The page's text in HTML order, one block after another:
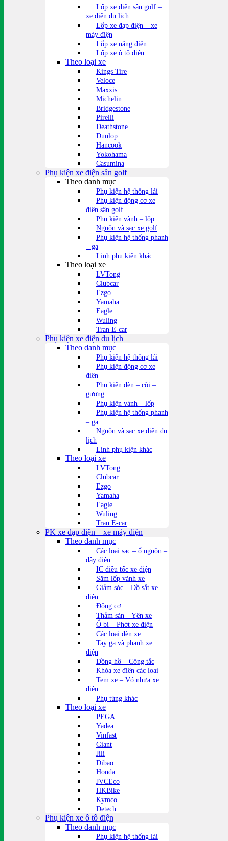
Lốp xe điện sân golf –
xe điện du lịch
Lốp xe đạp điện – xe
máy điện
Lốp xe nâng điện
Lốp xe ô tô điện
Theo loại xe
Kings Tire
Veloce
Maxxis
Michelin
Bridgestone
Pirelli
Deathstone
Dunlop
Hancook
Yokohama
Casumina
Phụ kiện xe điện sân golf
Theo danh mục
Phụ kiện hệ thống lái
Phụ kiện động cơ xe
điện sân golf
Phụ kiện vành – lốp
Nguồn và sạc xe golf
Phụ kiện hệ thống phanh
– ga
Linh phụ kiện khác
Theo loại xe
LVTong
Clubcar
Ezgo
Yamaha
Eagle
Wuling
Tran E-car
Phụ kiện xe điện du lịch
Theo danh mục
Phụ kiện hệ thống lái
Phụ kiện động cơ xe
điện
Phụ kiện đèn – còi –
gương
Phụ kiện vành – lốp
Phụ kiện hệ thống phanh
– ga
Nguồn và sạc xe điện du
lịch
Linh phụ kiện khác
Theo loại xe
LVTong
Clubcar
Ezgo
Yamaha
Eagle
Wuling
Tran E-car
PK xe đạp điện – xe máy điện
Theo danh mục
Các loại sạc – ổ nguồn –
dây điện
IC điều tốc xe điện
Săm lốp vành xe
Giảm sóc – Đồ sắt xe
điện
Động cơ
Thảm sàn – Yên xe
Ổ bi – Phớt xe điện
Các loại đèn xe
Tay ga và phanh xe
điện
Đồng hồ – Công tắc
Khóa xe điện các loại
Tem xe – Vỏ nhựa xe
điện
Phụ tùng khác
Theo loại xe
PEGA
Yadea
Vinfast
Giant
Jili
Dibao
Honda
JVCEco
HKBike
Kymco
Detech
Phụ kiện xe ô tô điện
Theo danh mục
Phụ kiện hệ thống lái